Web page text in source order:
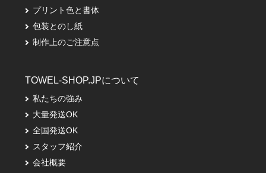
プリント色と書体
包装とのし紙
制作上のご注意点
TOWEL-SHOP.JPについて
私たちの強み
大量発送OK
全国発送OK
スタッフ紹介
会社概要